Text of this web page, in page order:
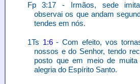
Fp 3:17 - Irmãos, sede
observai os que andam
tendes em nós.
1Ts 1:6- Com efeito, vos
nossos e do Senhor, tendo
posto que em meio de muita
alegria do Espírito Santo.